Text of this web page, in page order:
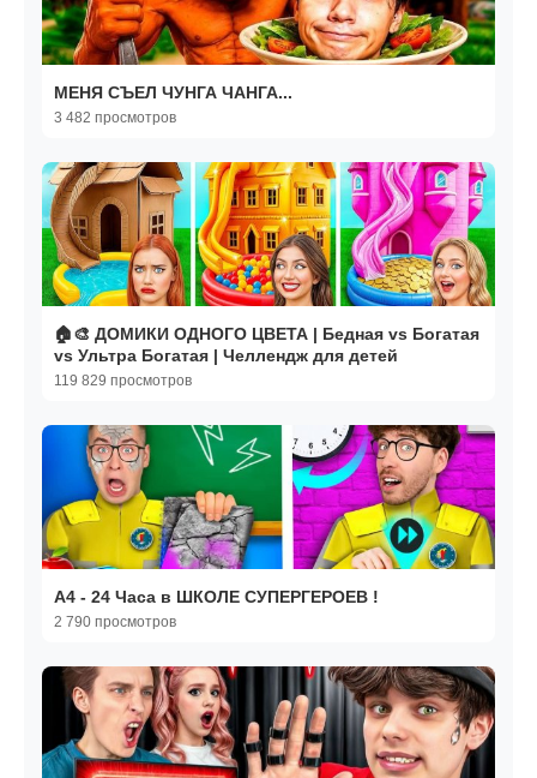
МЕНЯ СЪЕЛ ЧУНГА ЧАНГА...
3 482 просмотров
🏠🎨 ДОМИКИ ОДНОГО ЦВЕТА | Бедная vs Богатая
vs Ультра Богатая | Челлендж для детей
119 829 просмотров
A4 - 24 Часа в ШКОЛЕ СУПЕРГЕРОЕВ !
2 790 просмотров